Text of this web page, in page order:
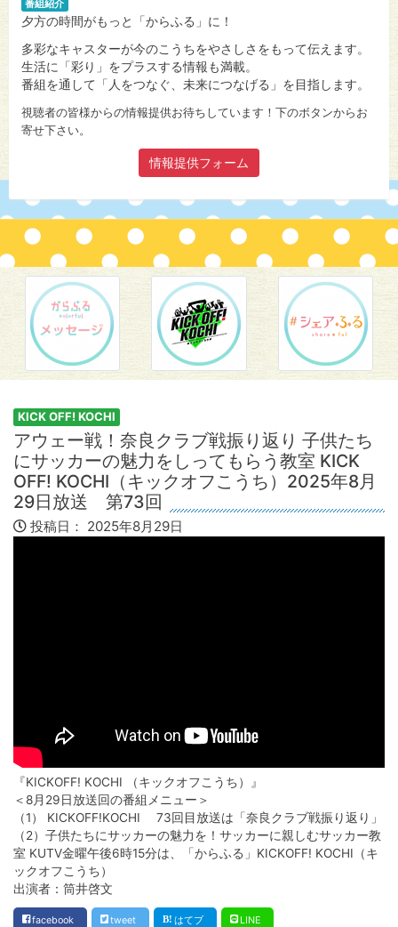
番組紹介
夕方の時間がもっと「からふる」に！
多彩なキャスターが今のこうちをやさしさをもって伝えます。
生活に「彩り」をプラスする情報も満載。
番組を通して「人をつなぐ、未来につなげる」を目指します。
視聴者の皆様からの情報提供お待ちしています！下のボタンからお
寄せ下さい。
情報提供フォーム
KICK OFF! KOCHI
アウェー戦！奈良クラブ戦振り返り 子供たち
にサッカーの魅力をしってもらう教室 KICK
OFF! KOCHI（キックオフこうち）2025年8月
29日放送 第73回
投稿日： 2025年8月29日
『KICKOFF! KOCHI （キックオフこうち）』
＜8月29日放送回の番組メニュー＞
（1） KICKOFF!KOCHI 73回目放送は「奈良クラブ戦振り返り」
（2）子供たちにサッカーの魅力を！サッカーに親しむサッカー教
室 KUTV金曜午後6時15分は、「からふる」KICKOFF! KOCHI（キ
ックオフこうち）
出演者：筒井啓文
facebook tweet はてブ LINE